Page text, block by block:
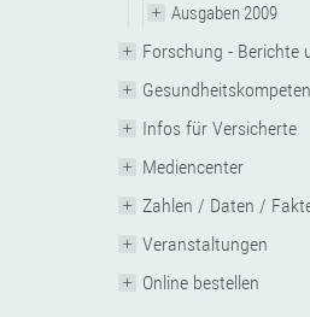
Ausgaben 2009
Forschung - Berichte
Infos für Versicherte
Mediencenter
Zahlen / Daten /
Veranstaltungen
Online bestellen